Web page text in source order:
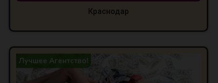
Краснодар
Лучшее Агентство!